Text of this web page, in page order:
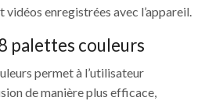
enregistrées avec l’appareil.
palettes couleurs
permet à l’utilisateur
de manière plus efficace,